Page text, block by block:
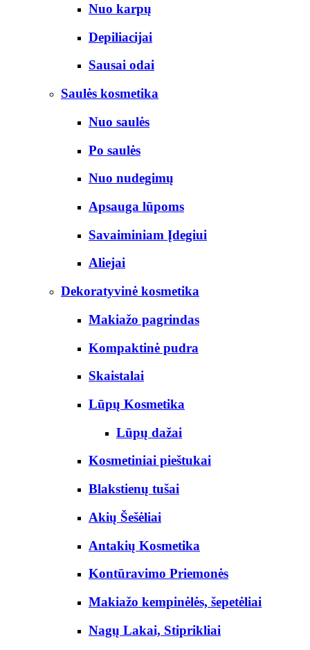
Nuo karpų
Depiliacijai
Sausai odai
Saulės kosmetika
Nuo saulės
Po saulės
Nuo nudegimų
Apsauga lūpoms
Savaiminiam Įdegiui
Aliejai
Dekoratyvinė kosmetika
Makiažo pagrindas
Kompaktinė pudra
Skaistalai
Lūpų Kosmetika
Lūpų dažai
Kosmetiniai pieštukai
Blakstienų tušai
Akių Šešėliai
Antakių Kosmetika
Kontūravimo Priemonės
Makiažo kempinėlės, šepetėliai
Nagų Lakai, Stiprikliai